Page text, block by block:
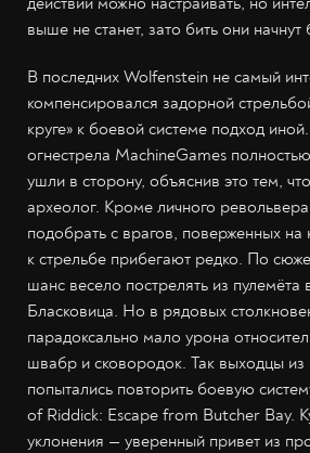
выше не станет, зато бить они начнут
В последних Wolfenstein не самый
компенсировался задорной
круге» к боевой системе подход
огнестрела MachineGames
ушли в сторону, объяснив это тем,
археолог. Кроме личного
подобрать с врагов, поверженных на
к стрельбе прибегают редко. По
шанс весело пострелять из пулемёта
Бласковица. Но в рядовых
парадоксально мало урона
швабр и сковородок. Так выходцы
попытались повторить боевую
of Riddick: Escape from Butcher Bay.
уклонения — уверенный привет из